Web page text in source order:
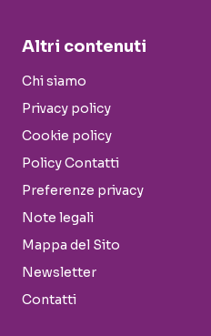
Altri contenuti
Chi siamo
Privacy policy
Cookie policy
Policy Contatti
Preferenze privacy
Note legali
Mappa del Sito
Newsletter
Contatti